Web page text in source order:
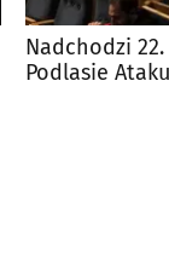
Nadchodzi
Podlasie